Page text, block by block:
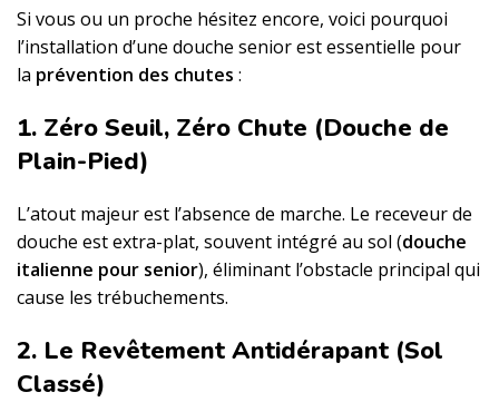
Si vous ou un proche hésitez encore, voici pourquoi
l’installation d’une douche senior est essentielle pour
la prévention des chutes :
1. Zéro Seuil, Zéro Chute (Douche de
Plain-Pied)
L’atout majeur est l’absence de marche. Le receveur de
douche est extra-plat, souvent intégré au sol (douche
italienne pour senior), éliminant l’obstacle principal qui
cause les trébuchements.
2. Le Revêtement Antidérapant (Sol
Classé)